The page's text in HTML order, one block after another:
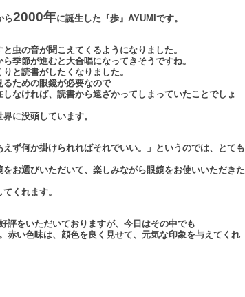
ら2000年に誕生した『歩』AYUMIです。
虫の音が聞こえてくるようになりました。
季節が進むと大合唱になってきそうですね。
と読書がしたくなりました。
ための眼鏡が必要なので
なければ、読書から遠ざかってしまっていたことでしょ
に没頭しています。
ず何か掛けられればそれでいい。」というのでは、とても
お選びいただいて、楽しみながら眼鏡をお使いいただきた
くれます。
評をいただいておりますが、今日はその中でも
赤い色味は、顔色を良く見せて、元気な印象を与えてくれ